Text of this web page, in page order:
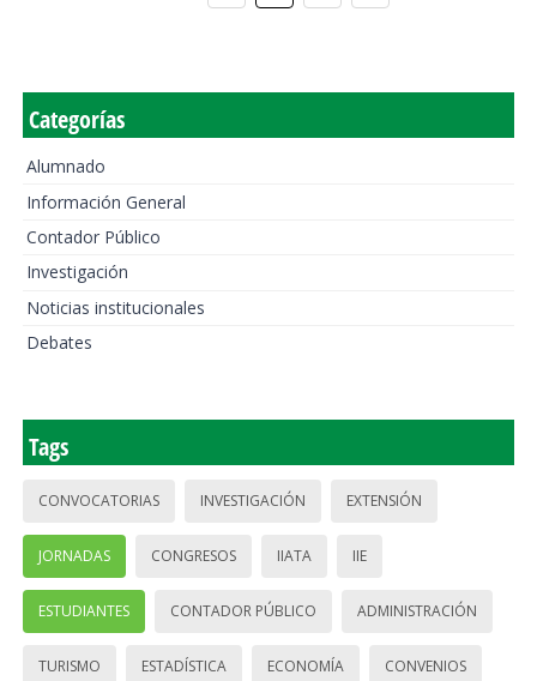
Categorías
Alumnado
Información General
Contador Público
Investigación
Noticias institucionales
Debates
Tags
CONVOCATORIAS INVESTIGACIÓN EXTENSIÓN
JORNADAS CONGRESOS IIATA IIE
ESTUDIANTES CONTADOR PÚBLICO ADMINISTRACIÓN
TURISMO ESTADÍSTICA ECONOMÍA CONVENIOS